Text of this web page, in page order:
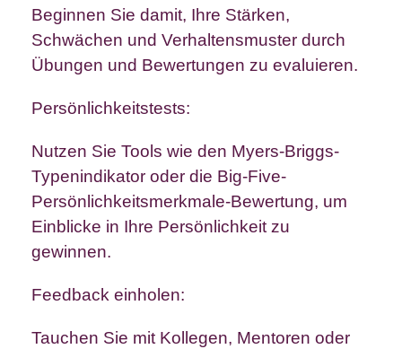
Beginnen Sie damit, Ihre Stärken,
Schwächen und Verhaltensmuster durch
Übungen und Bewertungen zu evaluieren.
Persönlichkeitstests:
Nutzen Sie Tools wie den Myers-Briggs-
Typenindikator oder die Big-Five-
Persönlichkeitsmerkmale-Bewertung, um
Einblicke in Ihre Persönlichkeit zu
gewinnen.
Feedback einholen:
Tauchen Sie mit Kollegen, Mentoren oder